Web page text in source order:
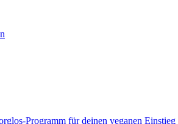
Programm für deinen veganen Einstieg